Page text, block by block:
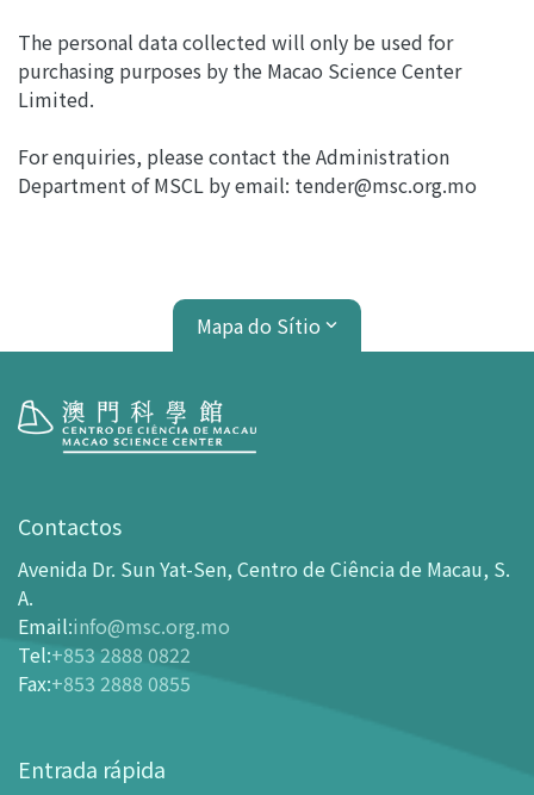
The personal data collected will only be used for
purchasing purposes by the Macao Science Center
Limited.
For enquiries, please contact the Administration
Department of MSCL by email: tender@msc.org.mo
Mapa do Sítio
Horário de Funcionamento
Como chegar ao MSC
Bilheteira
- Comprar Ingressos On-line
- Ingressos e Tabela de Descontos
- Planta de localização
Contactos
Avenida Dr. Sun Yat-Sen, Centro de Ciência de Macau, S.
A.
Email:info@msc.org.mo
Tel:+853 2888 0822
Fax:+853 2888 0855
Entrada rápida